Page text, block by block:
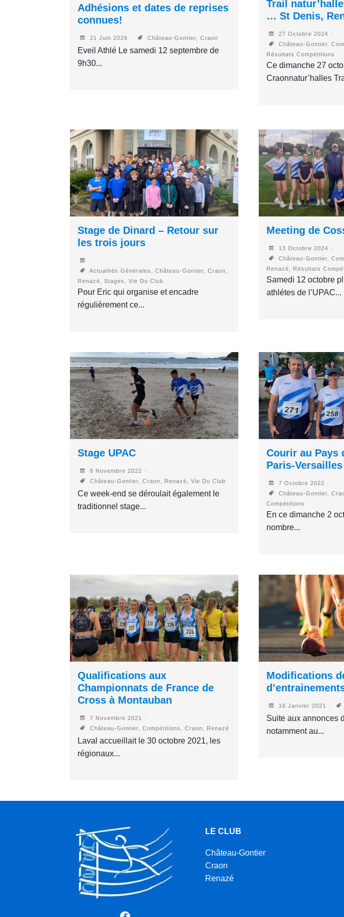
Adhésions et dates de reprises
connues!
21 Juin 2026 Château-Gontier, Craon
Eveil Athlé Le samedi 12 septembre de
9h30...
Trail
… St Denis,
27 Octobre 2024
Château-Gontier,
Résultats Compétitions
Ce dimanche 27
Craonnatur’halles
Stage de Dinard – Retour sur
les trois jours
Actualités Générales, Château-Gontier, Craon,
Renazé, Stages, Vie Du Club
Pour Eric qui organise et encadre
régulièrement ce...
Meeting de
13 Octobre 2024
Château-Gontier,
Renazé, Résultats
Samedi 12 octobre
athlétes de l’UPAC...
Stage UPAC
8 Novembre 2022
Château-Gontier, Craon, Renazé, Vie Du Club
Ce week-end se déroulait également le
traditionnel stage...
Courir au Pays
Paris-Versailles
7 Octobre 2022
Château-Gontier,
Compétitions
En ce dimanche 2
nombre...
Qualifications aux
Championnats de France de
Cross à Montauban
7 Novembre 2021
Château-Gontier, Compétitions, Craon, Renazé
Laval accueillait le 30 octobre 2021, les
régionaux...
Modifications
16 Janvier 2021
Suite aux annonces
notamment au...
LE CLUB
Château-Gontier
Craon
Renazé